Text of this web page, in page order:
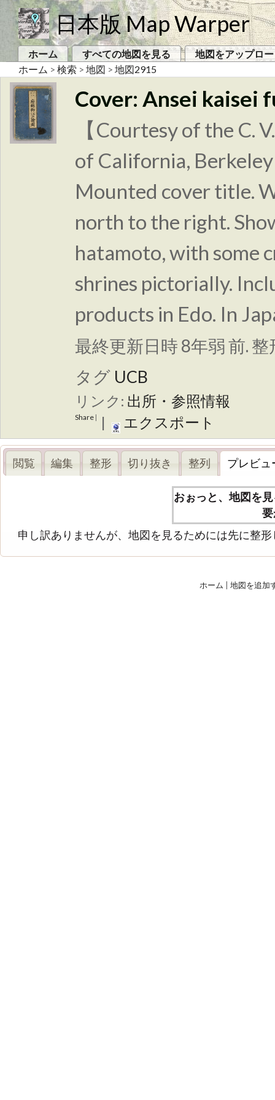
日本版 Map Warper
ホーム すべての地図を見る
地図をアップロ
ホーム > 検索 > 地図 > 地図2915
Cover: Ansei kaisei
【Courtesy of the C.
of California,
Mounted cover title.
north to the right.
hatamoto, with some
shrines pictorially.
products in Edo. In
最終更新日時 8年弱 前.
タグ UCB
リンク: 出所・参照情報
Share | | エクスポート
閲覧 編集 整形 切り抜き 整列 プレビュ
おぉっと、地図を
申し訳ありませんが、地図を見るためには先に整
ホーム | 地図を追加